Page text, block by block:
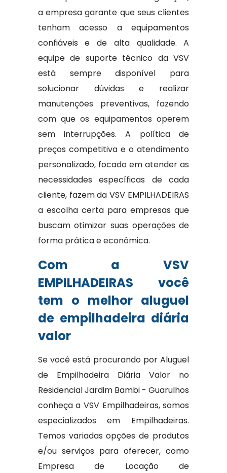
a empresa garante que seus clientes
tenham acesso a equipamentos
confiáveis e de alta qualidade. A
equipe de suporte técnico da VSV
está sempre disponível para
solucionar dúvidas e realizar
manutenções preventivas, fazendo
com que os equipamentos operem
sem interrupções. A política de
preços competitiva e o atendimento
personalizado, focado em atender as
necessidades específicas de cada
cliente, fazem da VSV EMPILHADEIRAS
a escolha certa para empresas que
buscam otimizar suas operações de
forma prática e econômica.
Com a VSV
EMPILHADEIRAS você
tem o melhor aluguel
de empilhadeira diária
valor
Se você está procurando por Aluguel
de Empilhadeira Diária Valor no
Residencial Jardim Bambi - Guarulhos
conheça a VSV Empilhadeiras, somos
especializados em Empilhadeiras.
Temos variadas opções de produtos
e/ou serviços para oferecer, como
Empresa de Locação de